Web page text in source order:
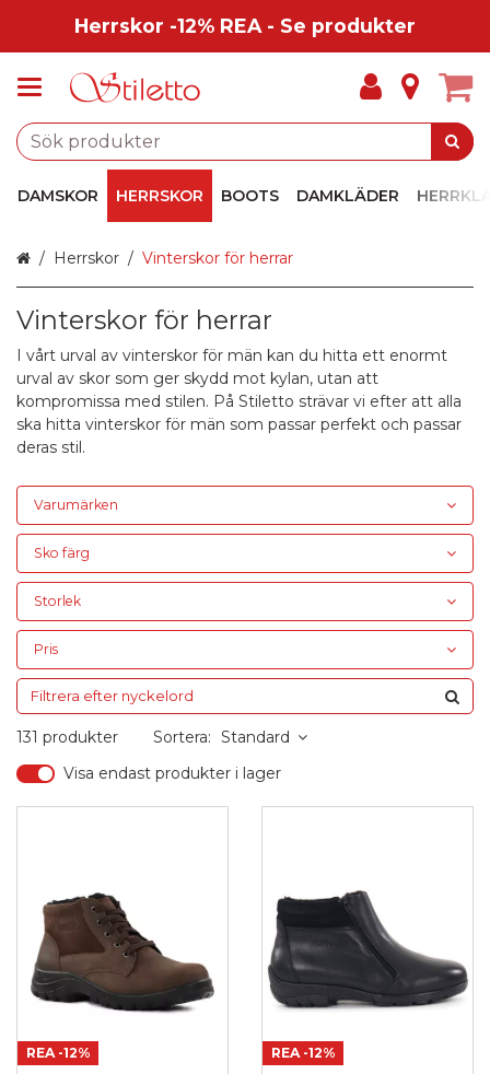
Herrskor -12% REA - Se produkter
DAMSKOR HERRSKOR BOOTS DAMKLÄDER
HemHerrskor Vinterskor för herrar
Vinterskor för herrar
I vårt urval av vinterskor för män kan du hitta ett enormt
urval av skor som ger skydd mot kylan, utan att
kompromissa med stilen. På Stiletto strävar vi efter att alla
ska hitta vinterskor för män som passar perfekt och passar
deras stil.
REA -12% REA -12%
Varumärken
Sko färg
Storlek
Pris
131 produkter Sortera: Standard
Visa endast produkter i lager